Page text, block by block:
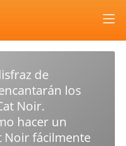
de
los
Noir.
hacer un
Noir fácilmente